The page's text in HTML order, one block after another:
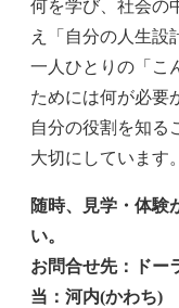
何を学び、社会の
え「自分の人生設
一人ひとりの「こ
ためには何が必要
自分の役割を知る
大切にしています。
随時、見学・体験
い。
お問合せ先：ド
当：河内(かわち)